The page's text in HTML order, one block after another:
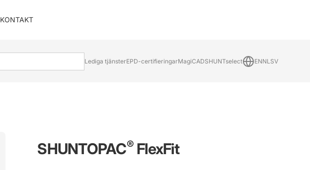
KONTAKT
Lediga tjänsterEPD-certifieringarMagiCADSHUNTselect ENNLSV
SHUNTOPAC®FlexFit